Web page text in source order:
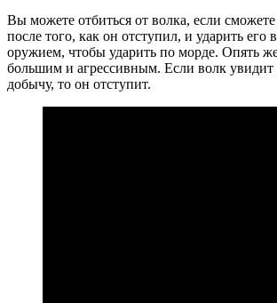
Вы можете отбиться от волка, если сможете
после того, как он отступил, и ударить его
оружием, чтобы ударить по морде. Опять
большим и агрессивным. Если волк увидит
добычу, то он отступит.